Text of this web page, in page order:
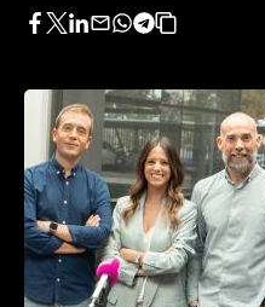
Facebook
Twitter
LinkedIn
Enviar
Whatsapp
Telegram
Copiar
artículo